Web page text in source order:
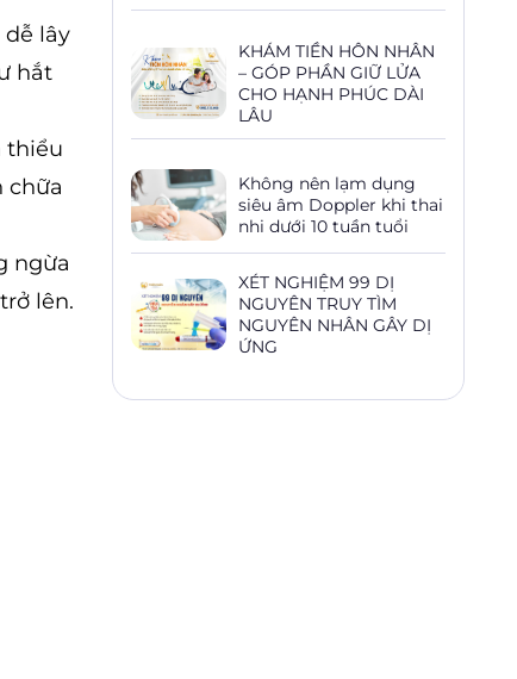
lây
hắt
thiểu
chữa
ngừa
lên.
KHÁM TIỀN HÔN NHÂN
– GÓP PHẦN GIỮ LỬA
CHO HẠNH PHÚC DÀI
LÂU
Không nên lạm dụng
siêu âm Doppler khi thai
nhi dưới 10 tuần tuổi
XÉT NGHIỆM 99 DỊ
NGUYÊN TRUY TÌM
NGUYÊN NHÂN GÂY DỊ
ỨNG